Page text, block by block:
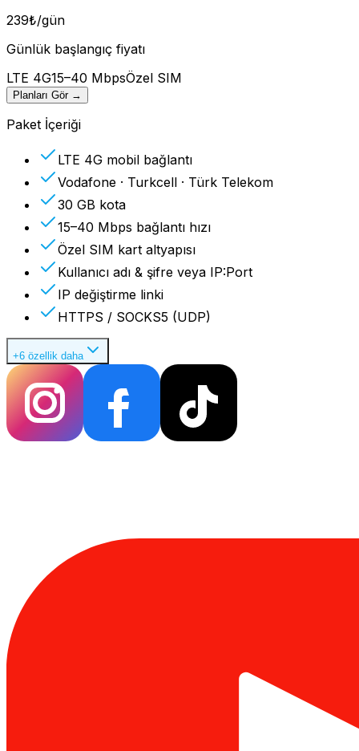
239₺/gün
Günlük başlangıç fiyatı
LTE 4G15–40 MbpsÖzel SIM
Planları Gör →
Paket İçeriği
LTE 4G mobil bağlantı
Vodafone · Turkcell · Türk Telekom
30 GB kota
15–40 Mbps bağlantı hızı
Özel SIM kart altyapısı
Kullanıcı adı & şifre veya IP:Port
IP değiştirme linki
HTTPS / SOCKS5 (UDP)
+6 özellik daha